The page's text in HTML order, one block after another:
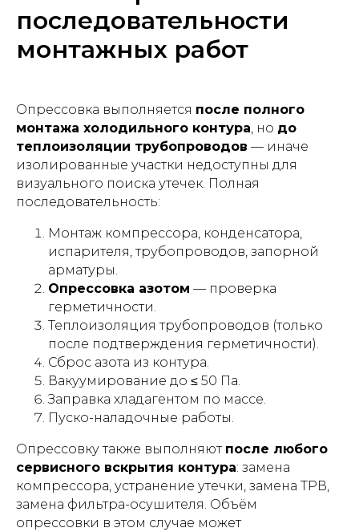
последовательности
монтажных работ
Опрессовка выполняется после полного
монтажа холодильного контура, но до
теплоизоляции трубопроводов — иначе
изолированные участки недоступны для
визуального поиска утечек. Полная
последовательность:
Монтаж компрессора, конденсатора,
испарителя, трубопроводов, запорной
арматуры.
Опрессовка азотом — проверка
герметичности.
Теплоизоляция трубопроводов (только
после подтверждения герметичности).
Сброс азота из контура.
Вакуумирование до ≤ 50 Па.
Заправка хладагентом по массе.
Пуско-наладочные работы.
Опрессовку также выполняют после любого
сервисного вскрытия контура: замена
компрессора, устранение утечки, замена ТРВ,
замена фильтра-осушителя. Объём
опрессовки в этом случае может